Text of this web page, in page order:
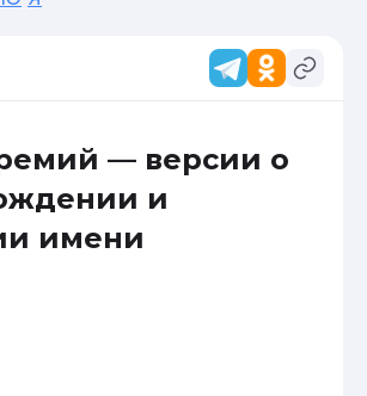
— версии о
и
имени